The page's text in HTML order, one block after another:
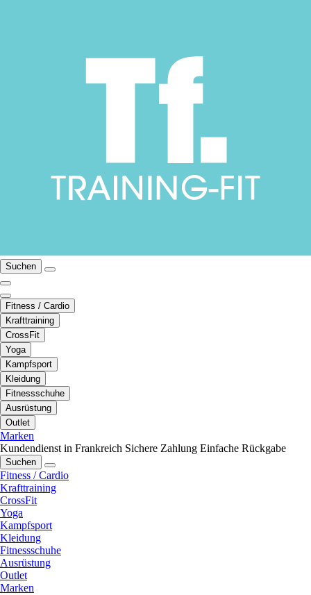
Suchen
Fitness / Cardio
Krafttraining
CrossFit
Yoga
Kampfsport
Kleidung
Fitnessschuhe
Ausrüstung
Outlet
Marken
Kundendienst in Frankreich Sichere Zahlung Einfache Rückgabe
Suchen
Fitness / Cardio
Krafttraining
CrossFit
Yoga
Kampfsport
Kleidung
Fitnessschuhe
Ausrüstung
Outlet
Marken